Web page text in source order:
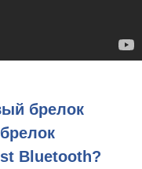
брелок
Bluetooth?